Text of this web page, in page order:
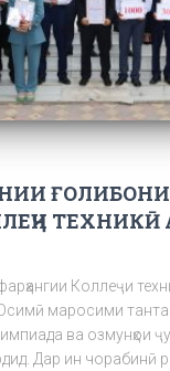
ТЕХНИКӢ
Коллеҷи
маросими
ва озмунҳои
Дар ин чорабинӣ